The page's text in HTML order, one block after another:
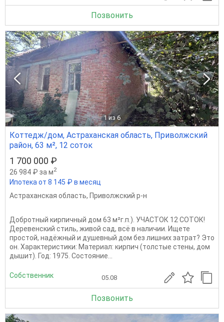
Позвонить
1 из 6
Коттедж/дом, Астраханская область, Приволжский
район, 63 м², 12 соток
1 700 000 ₽
26 984 ₽ за м2
Ипотека от 8 145 ₽ в месяц
Астраханская область, Приволжский р-н
Добротный кирпичный дом 63 м²г.п.). УЧАСТОК 12 СОТОК!
Деревенский стиль, живой сад, всё в наличии. Ищете
простой, надёжный и душевный дом без лишних затрат? Это
он. Характеристики: Материал: кирпич (толстые стены, дом
дышит). Год: 1975. Состояние...
Собственник 05.08
Позвонить